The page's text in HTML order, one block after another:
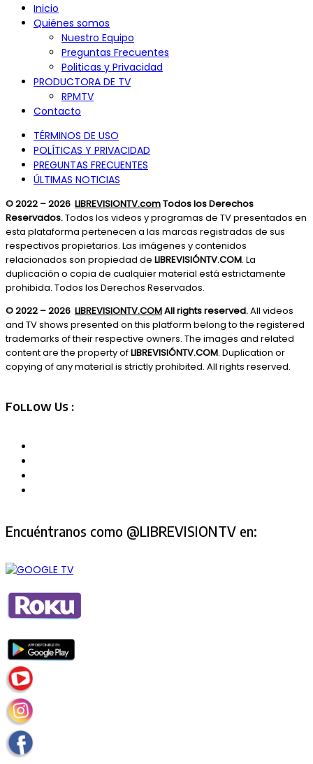
Inicio
Quiénes somos
Nuestro Equipo
Preguntas Frecuentes
Politicas y Privacidad
PRODUCTORA DE TV
RPMTV
Contacto
TÉRMINOS DE USO
POLÍTICAS Y PRIVACIDAD
PREGUNTAS FRECUENTES
ÚLTIMAS NOTICIAS
© 2022 – 2026 LIBREVISIONTV.comTodos los Derechos
Reservados.Todos los videos y programas de TV presentados en
esta plataforma pertenecen a las marcas registradas de sus
respectivos propietarios. Las imágenes y contenidos
relacionados son propiedad de LIBREVISIÓNTV.COM. La
duplicación o copia de cualquier material está estrictamente
prohibida. Todos los Derechos Reservados.
© 2022 – 2026 LIBREVISIONTV.COMAll rights reserved.All videos
and TV shows presented on this platform belong to the registered
trademarks of their respective owners. The images and related
content are the property ofLIBREVISIÓNTV.COM. Duplication or
copying of any material is strictly prohibited. All rights reserved.
Follow Us :
Encuéntranos como @LIBREVISIONTV en: